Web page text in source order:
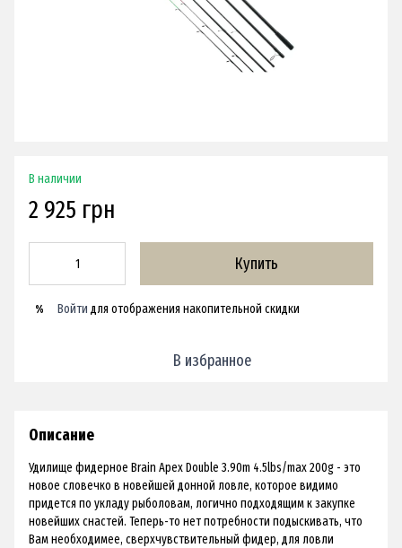
В наличии
2 925 грн
Купить
% Войти для отображения накопительной скидки
В избранное
Описание
Удилище фидерное Brain Apex Double 3.90m 4.5lbs/max 200g - это
новое словечко в новейшей донной ловле, которое видимо
придется по укладу рыболовам, логично подходящим к закупке
новейших снастей. Теперь-то нет потребности подыскивать, что
Вам необходимее, сверхчувствительный фидер, для ловли